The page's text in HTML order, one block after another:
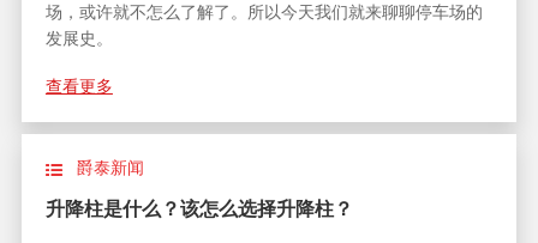
场，或许就不怎么了解了。所以今天我们就来聊聊停车场的
发展史。
查看更多
爵泰新闻
升降柱是什么？该怎么选择升降柱？